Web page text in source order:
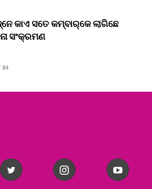
କାଏ ସତେ କମ୍‌ବାର୍‌କେ ଲାଗିଛେ
ସଂକ୍ରମଣ
84